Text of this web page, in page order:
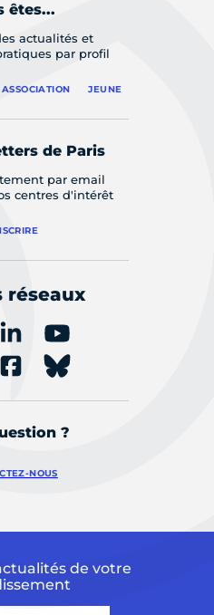
êtes...
actualités et
par profil
ASSOCIATION JEUNE
de Paris
par email
centres d'intérêt
réseaux
?
NOUS
de votre